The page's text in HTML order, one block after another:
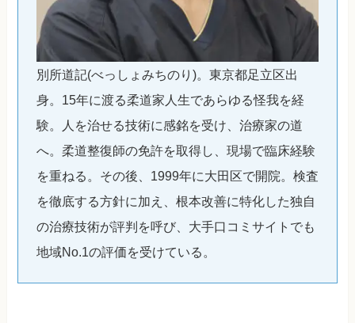
別所道記(べっしょみちのり)。東京都足立区出
身。15年に渡る柔道家人生であらゆる怪我を経
験。人を治せる技術に感銘を受け、治療家の道
へ。柔道整復師の免許を取得し、現場で臨床経験
を重ねる。その後、1999年に大田区で開院。検査
を徹底する方針に加え、根本改善に特化した独自
の治療技術が評判を呼び、大手口コミサイトでも
地域No.1の評価を受けている。